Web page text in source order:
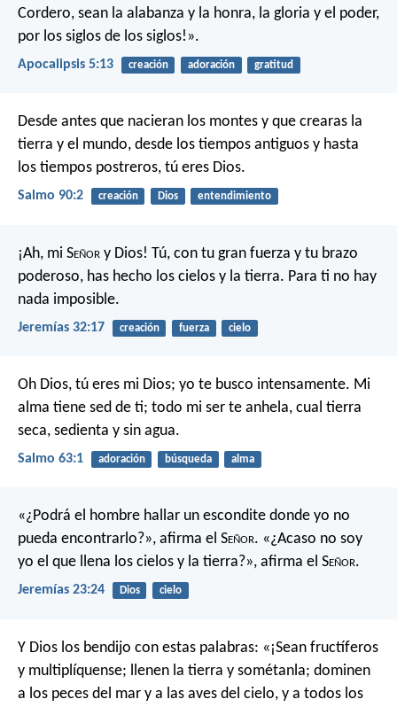
Cordero, sean la alabanza y la honra, la gloria y el poder,
por los siglos de los siglos!».
Apocalipsis 5:13 creación adoración gratitud
Desde antes que nacieran los montes y que crearas la
tierra y el mundo, desde los tiempos antiguos y hasta
los tiempos postreros, tú eres Dios.
Salmo 90:2 creación Dios entendimiento
¡Ah, mi Señor y Dios! Tú, con tu gran fuerza y tu brazo
poderoso, has hecho los cielos y la tierra. Para ti no hay
nada imposible.
Jeremías 32:17 creación fuerza cielo
Oh Dios, tú eres mi Dios; yo te busco intensamente. Mi
alma tiene sed de ti; todo mi ser te anhela, cual tierra
seca, sedienta y sin agua.
Salmo 63:1 adoración búsqueda alma
«¿Podrá el hombre hallar un escondite donde yo no
pueda encontrarlo?», afirma el Señor. «¿Acaso no soy
yo el que llena los cielos y la tierra?», afirma el Señor.
Jeremías 23:24 Dios cielo
Y Dios los bendijo con estas palabras: «¡Sean fructíferos
y multiplíquense; llenen la tierra y sométanla; dominen
a los peces del mar y a las aves del cielo, y a todos los